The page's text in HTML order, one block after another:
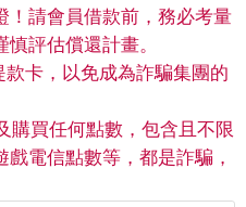
！請會員借款前，務必考量
評估償還計畫。
卡，以免成為詐騙集團的
購買任何點數，包含且不限
電信點數等，都是詐騙，